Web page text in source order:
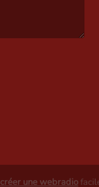
créer une webradio